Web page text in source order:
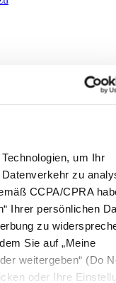
um Ihr
zu
CCPA/CPRA
Ihrer persönlichen
zu
Sie auf „Meine
weitergeben“ (Do
oder Ihre
Club
Sie exklusive